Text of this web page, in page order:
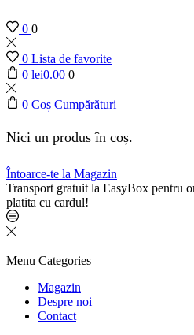
0 0
0 Lista de favorite
0 lei0.00 0
0 Coș Cumpărături
Nici un produs în coș.
Întoarce-te la Magazin
Transport gratuit la EasyBox pentru
platita cu cardul!
Menu Categories
Magazin
Despre noi
Contact